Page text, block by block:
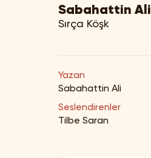
Sabahattin Ali
Sırça Köşk
Yazan
Sabahattin Ali
Seslendirenler
Tilbe Saran